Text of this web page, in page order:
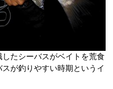
たシーバスがベイトを荒食
が釣りやすい時期というイ